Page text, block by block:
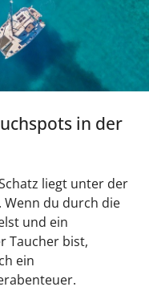
in der
liegt unter der
Wenn du durch die
und ein
Taucher bist,
ein